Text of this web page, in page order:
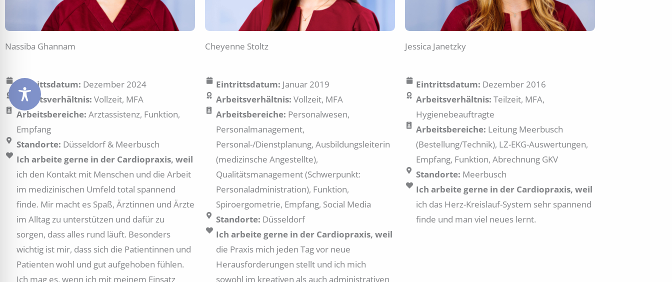
Nassiba Ghannam
Eintrittsdatum: Dezember 2024
Arbeitsverhältnis: Vollzeit, MFA
Arbeitsbereiche: Arztassistenz, Funktion,
Empfang
Standorte: Düsseldorf & Meerbusch
Ich arbeite gerne in der Cardiopraxis, weil
ich den Kontakt mit Menschen und die Arbeit
im medizinischen Umfeld total spannend
finde. Mir macht es Spaß, Ärztinnen und Ärzte
im Alltag zu unterstützen und dafür zu
sorgen, dass alles rund läuft. Besonders
wichtig ist mir, dass sich die Patientinnen und
Patienten wohl und gut aufgehoben fühlen.
Ich mag es, wenn ich mit meinem Einsatz
Cheyenne Stoltz
Eintrittsdatum: Januar 2019
Arbeitsverhältnis: Vollzeit, MFA
Arbeitsbereiche: Personalwesen,
Personalmanagement,
Personal-/Dienstplanung, Ausbildungsleiterin
(medizinsche Angestellte),
Qualitätsmanagement (Schwerpunkt:
Personaladministration), Funktion,
Spiroergometrie, Empfang, Social Media
Standorte: Düsseldorf
Ich arbeite gerne in der Cardiopraxis, weil
die Praxis mich jeden Tag vor neue
Herausforderungen stellt und ich mich
sowohl im kreativen als auch administrativen
Jessica Janetzky
Eintrittsdatum: Dezember 2016
Arbeitsverhältnis: Teilzeit, MFA,
Hygienebeauftragte
Arbeitsbereiche: Leitung Meerbusch
(Bestellung/Technik), LZ-EKG-Auswertungen,
Empfang, Funktion, Abrechnung GKV
Standorte: Meerbusch
Ich arbeite gerne in der Cardiopraxis, weil
ich das Herz-Kreislauf-System sehr spannend
finde und man viel neues lernt.